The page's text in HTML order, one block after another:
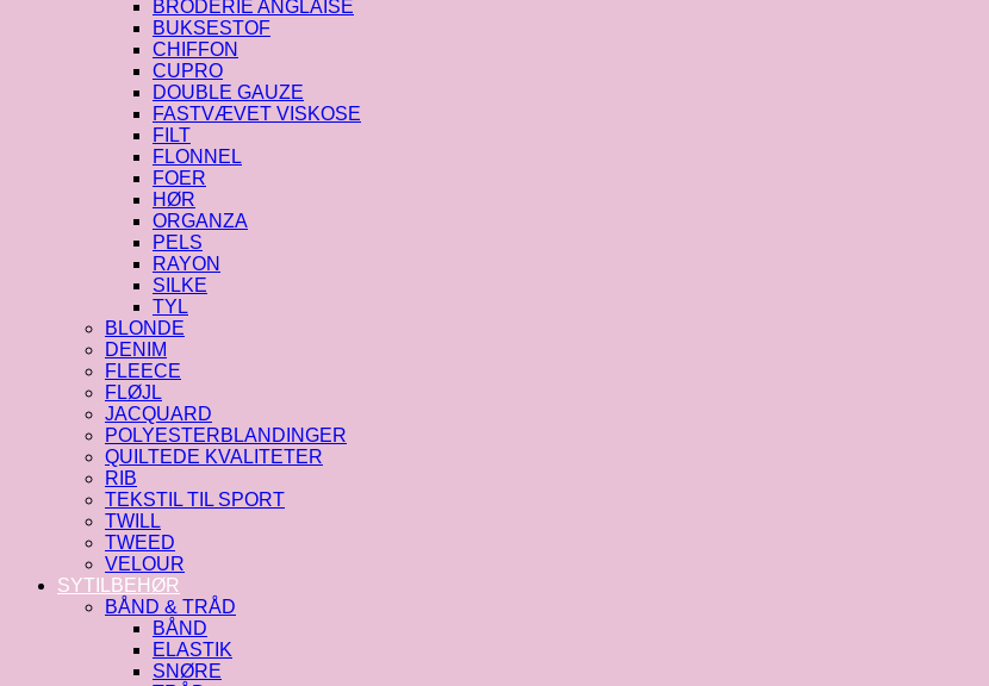
BRODERIE ANGLAISE
BUKSESTOF
CHIFFON
CUPRO
DOUBLE GAUZE
FASTVÆVET VISKOSE
FILT
FLONNEL
FOER
HØR
ORGANZA
PELS
RAYON
SILKE
TYL
BLONDE
DENIM
FLEECE
FLØJL
JACQUARD
POLYESTERBLANDINGER
QUILTEDE KVALITETER
RIB
TEKSTIL TIL SPORT
TWILL
TWEED
VELOUR
SYTILBEHØR
BÅND & TRÅD
BÅND
ELASTIK
SNØRE